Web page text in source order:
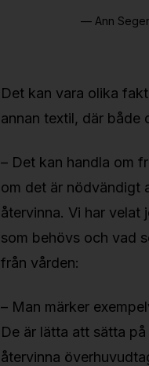
Ann
Det kan vara olika
annan textil, där både
– Det kan handla om
om det är nödvändigt
återvinna. Vi har velat
som behövs och vad
från vården:
– Man märker
De är lätta att sätta
återvinna